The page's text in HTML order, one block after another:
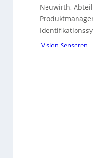
Neuwirth,
Vision-Sensoren